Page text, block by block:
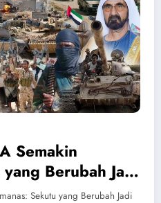
Semakin
Berubah Jadi
& Laut, Ancaman
Sekutu yang Berubah Jadi